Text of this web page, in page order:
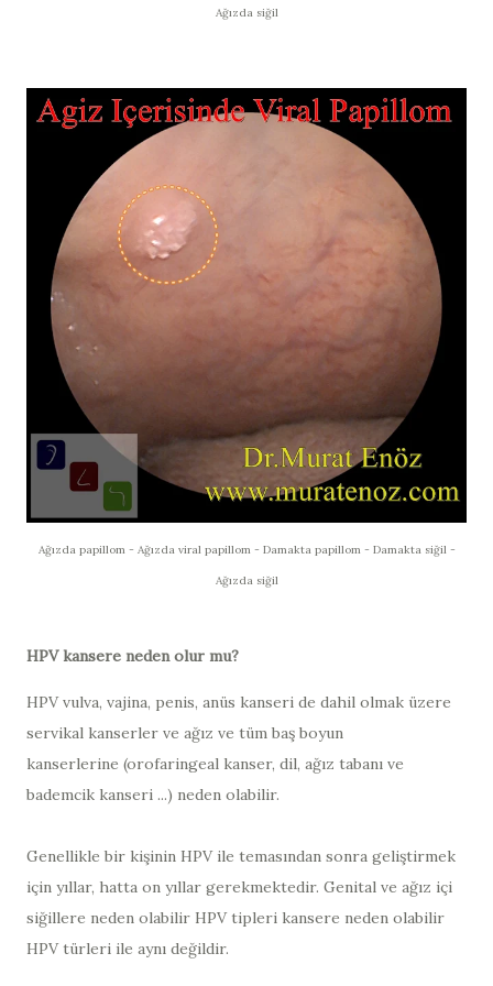
Ağızda siğil
Ağızda papillom - Ağızda viral papillom - Damakta papillom - Damakta siğil -
Ağızda siğil
HPV kansere neden olur mu?
HPV vulva, vajina, penis, anüs kanseri de dahil olmak üzere
servikal kanserler ve ağız ve tüm baş boyun
kanserlerine (orofaringeal kanser, dil, ağız tabanı ve
bademcik kanseri ...) neden olabilir.
Genellikle bir kişinin HPV ile temasından sonra geliştirmek
için yıllar, hatta on yıllar gerekmektedir. Genital ve ağız içi
siğillere neden olabilir HPV tipleri kansere neden olabilir
HPV türleri ile aynı değildir.